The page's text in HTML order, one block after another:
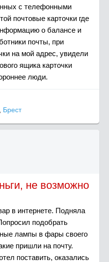
с телефонными
почтовые карточки где
о балансе и
почты, при
на мой адрес, увидели
ящика карточки
люди.
, Брест
не возможно
в интернете. Подняла
подобрать
лампы в фары своего
пришли на почту.
поставить, оказались